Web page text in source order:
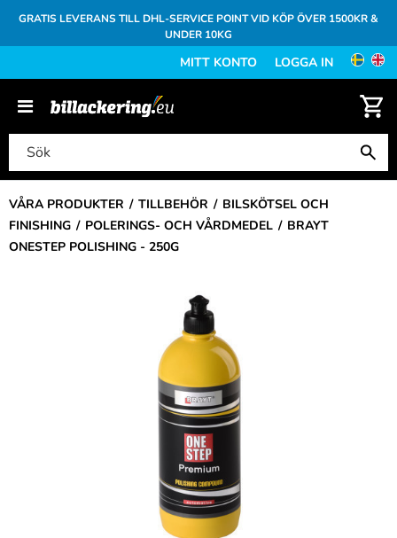
GRATIS LEVERANS TILL DHL-SERVICE POINT VID KÖP ÖVER 1500KR &
UNDER 10KG
MITT KONTO LOGGA IN
VÅRA PRODUKTER TILLBEHÖR
BILSKÖTSEL OCH
FINISHING
POLERINGS- OCH VÅRDMEDEL
BRAYT
ONESTEP POLISHING - 250G